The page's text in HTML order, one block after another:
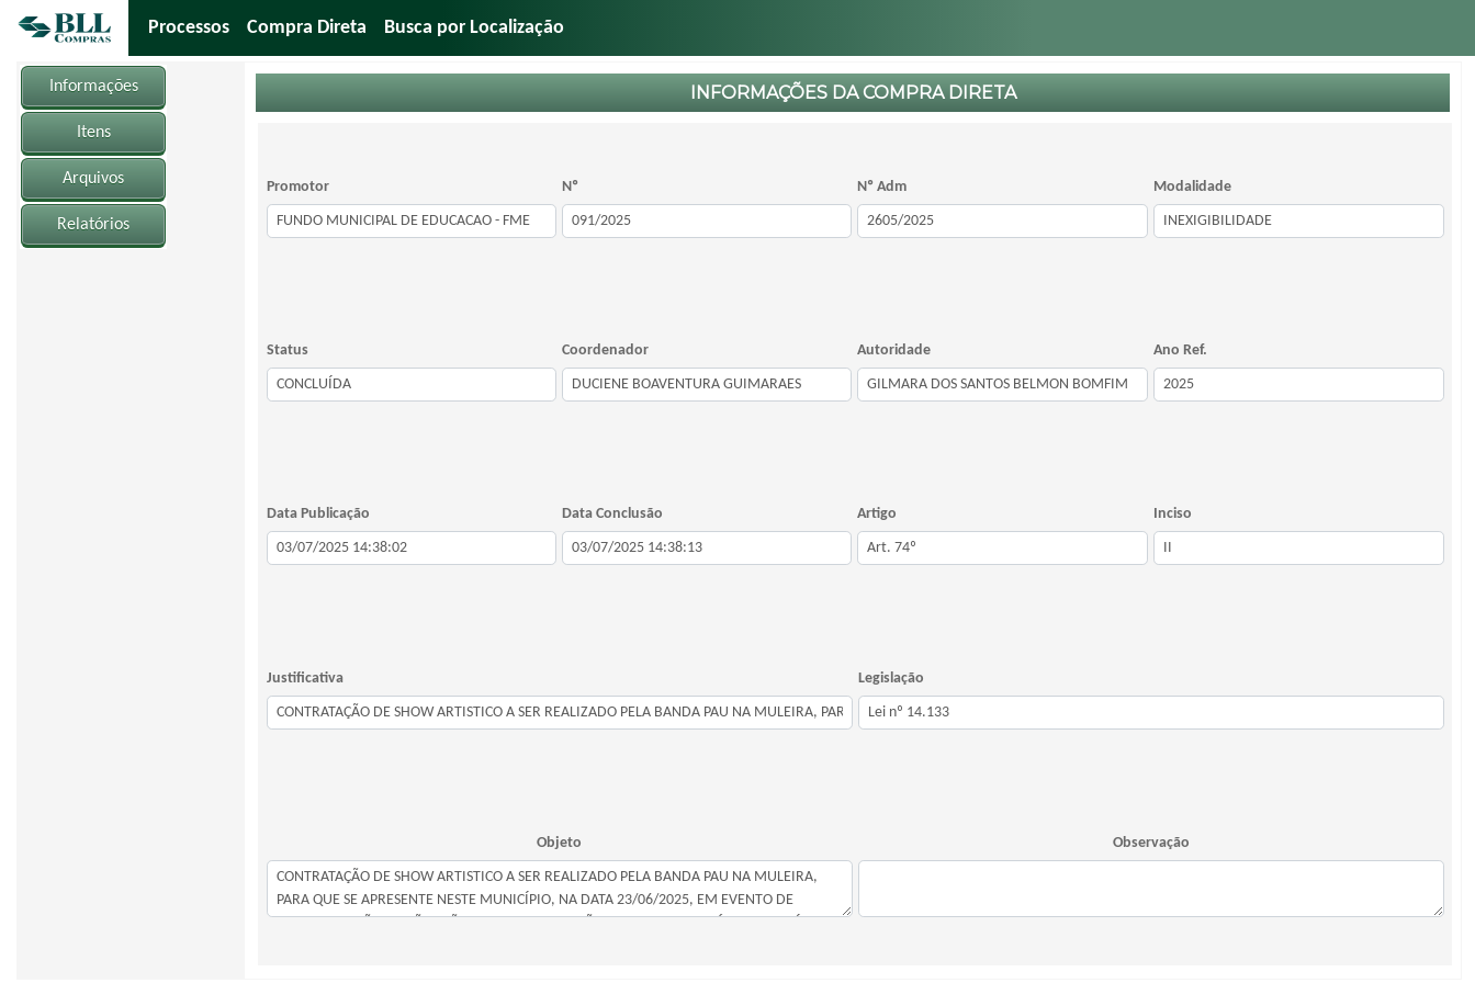
Processos Compra Direta Busca por Localização
Informações
Itens
Arquivos
Relatórios
INFORMAÇÕES DA COMPRA DIRETA
Promotor Nº Nº Adm Modalidade
Status Coordenador Autoridade Ano Ref.
Data Publicação Data Conclusão Artigo Inciso
Justificativa Legislação
Objeto Observação